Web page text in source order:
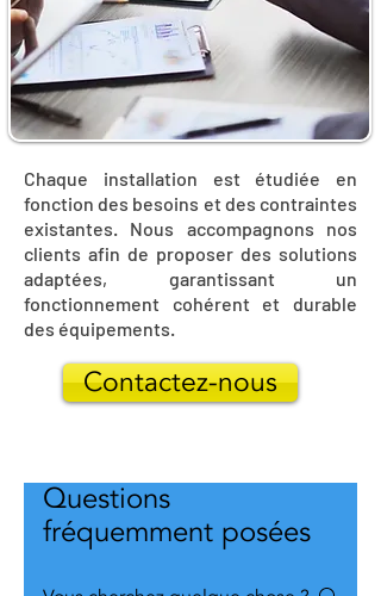
Chaque installation est étudiée en
fonction des besoins et des contraintes
existantes. Nous accompagnons nos
clients afin de proposer des solutions
adaptées, garantissant un
fonctionnement cohérent et durable
des équipements.
Contactez-nous
Questions
fréquemment posées